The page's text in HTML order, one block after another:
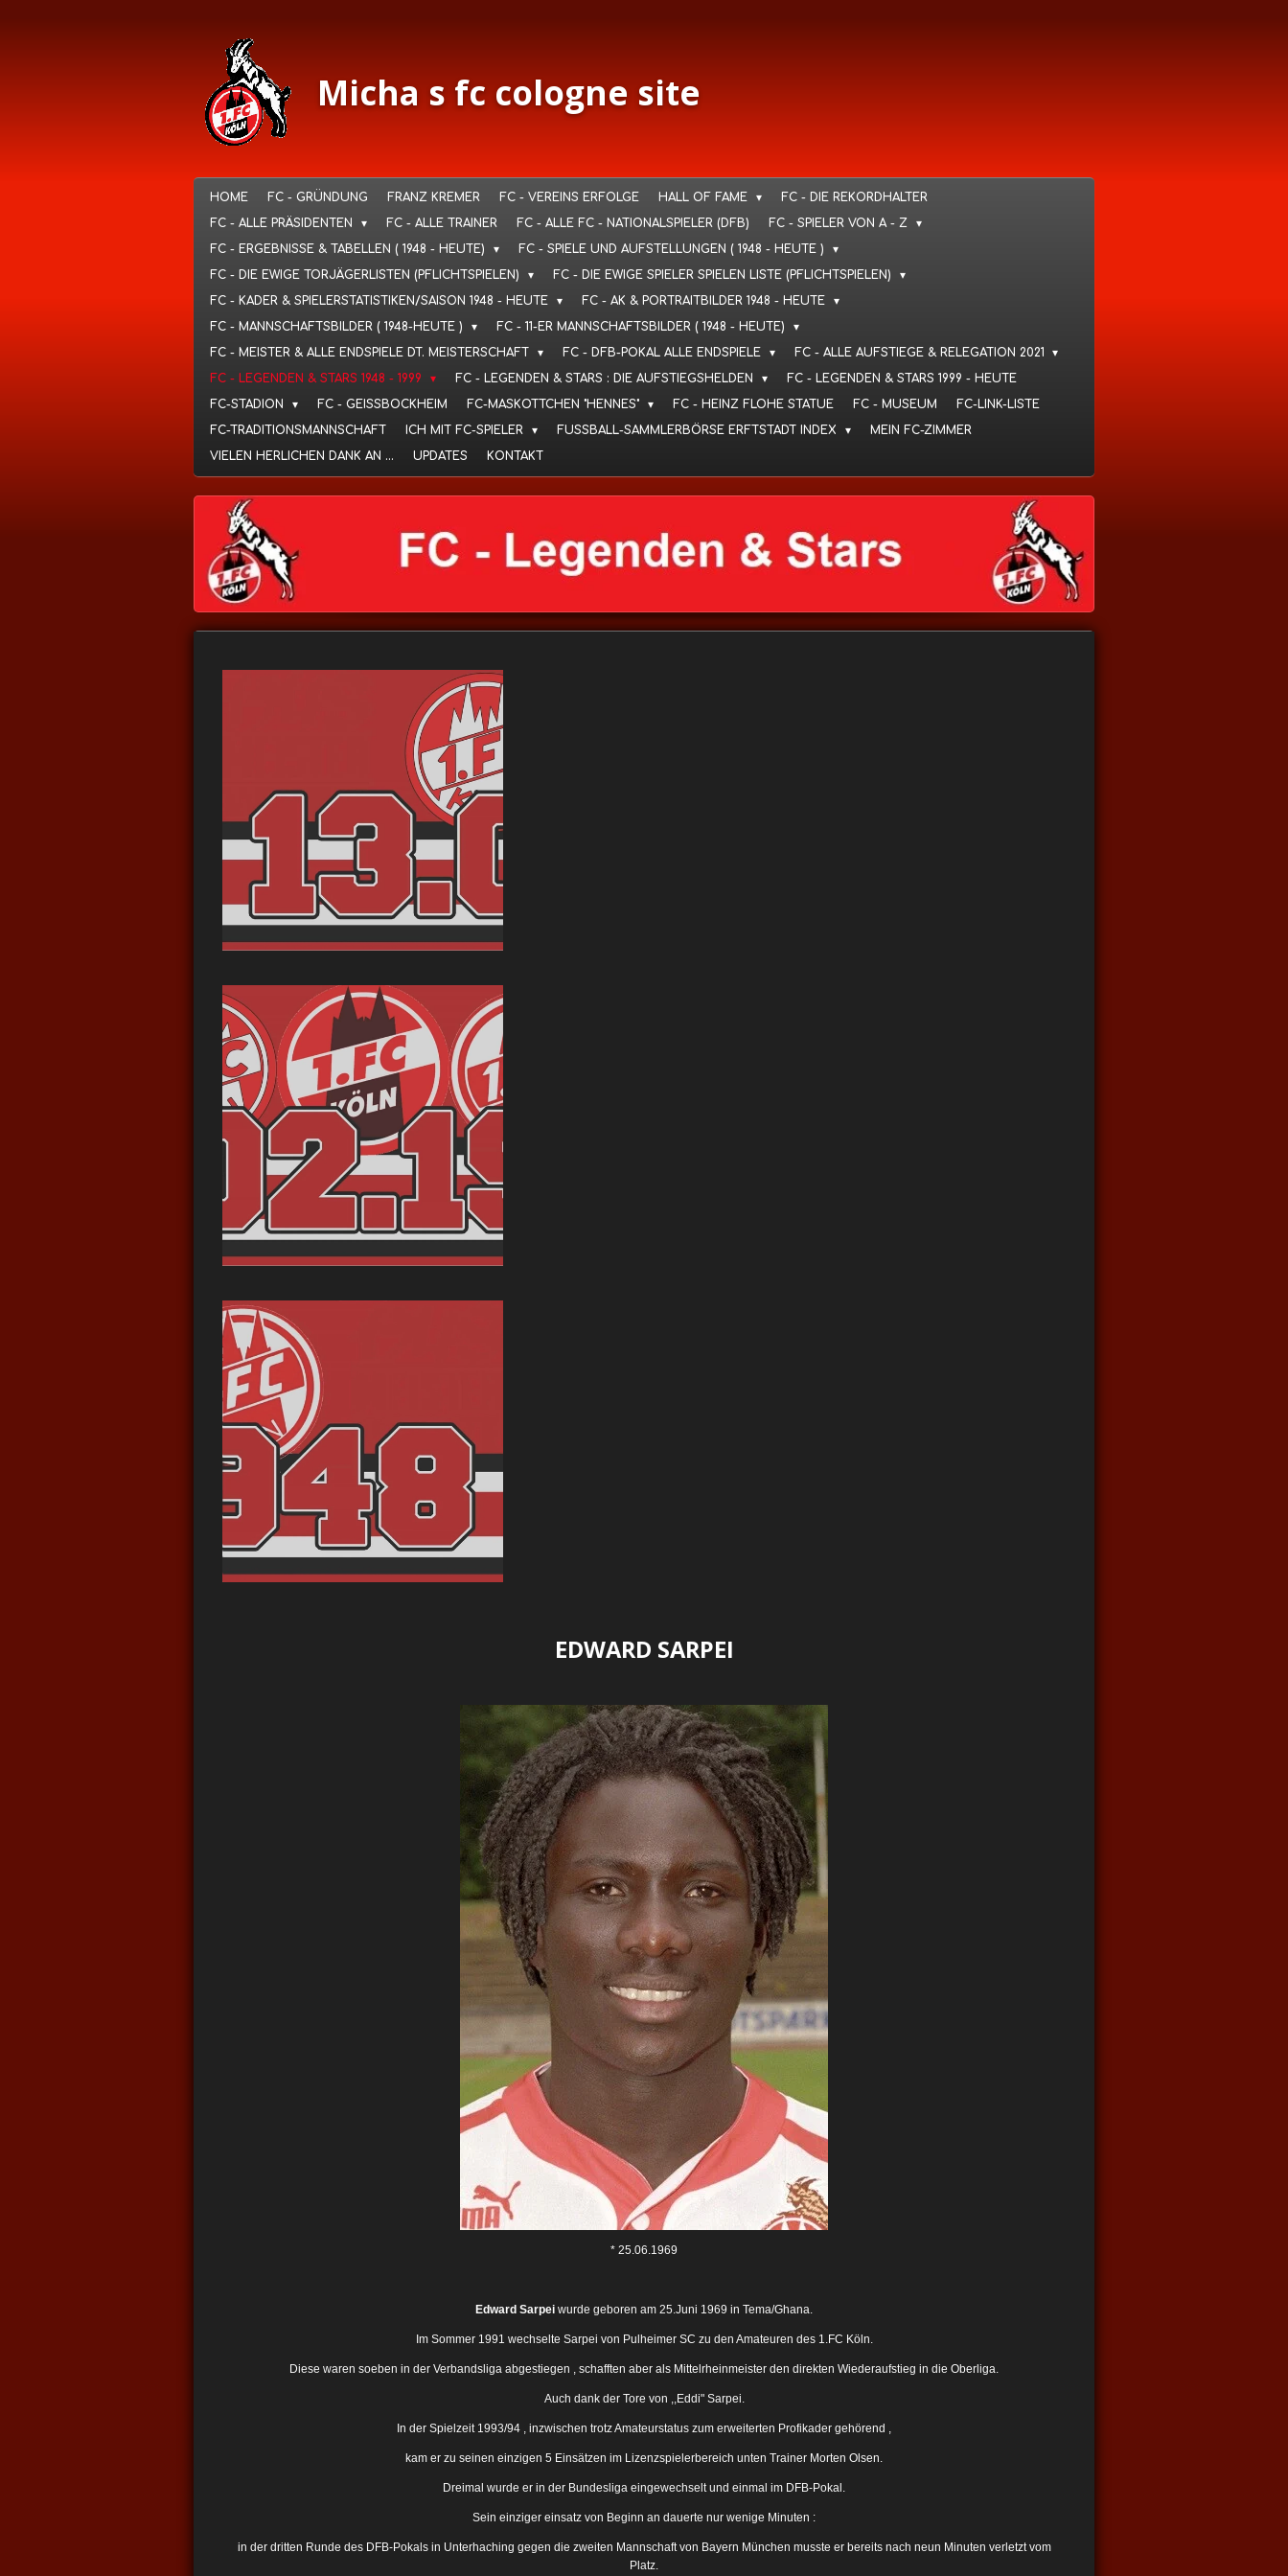
Micha s fc cologne site
HOME FC - GRÜNDUNG FRANZ KREMER FC - VEREINS ERFOLGE HALL OF FAME
FC - DIE REKORDHALTER
FC - ALLE PRÄSIDENTEN
FC - ALLE TRAINER FC - ALLE FC - NATIONALSPIELER (DFB)
FC - SPIELER VON A - Z
FC - ERGEBNISSE & TABELLEN ( 1948 - HEUTE)
FC - SPIELE UND AUFSTELLUNGEN ( 1948 - HEUTE )
FC - DIE EWIGE TORJÄGERLISTEN (PFLICHTSPIELEN)
FC - DIE EWIGE SPIELER SPIELEN LISTE (PFLICHTSPIELEN)
FC - KADER & SPIELERSTATISTIKEN/SAISON 1948 - HEUTE
FC - AK & PORTRAITBILDER 1948 - HEUTE
FC - MANNSCHAFTSBILDER ( 1948-HEUTE )
FC - 11-ER MANNSCHAFTSBILDER ( 1948 - HEUTE)
FC - MEISTER & ALLE ENDSPIELE DT. MEISTERSCHAFT
FC - DFB-POKAL ALLE ENDSPIELE
FC - ALLE AUFSTIEGE & RELEGATION 2021
FC - LEGENDEN & STARS 1948 - 1999
FC - LEGENDEN & STARS : DIE AUFSTIEGSHELDEN
FC - LEGENDEN & STARS 1999 - HEUTE
FC-STADION
FC - GEISSBOCKHEIM FC-MASKOTTCHEN "HENNES" FC - HEINZ FLOHE STATUE FC - MUSEUM
FC-LINK-LISTE
FC-TRADITIONSMANNSCHAFT
ICH MIT FC-SPIELER FUSSBALL-SAMMLERBÖRSE ERFTSTADT INDEX
MEIN FC-ZIMMER
VIELEN HERLICHEN DANK AN ...
UPDATES KONTAKT
EDWARD SARPEI
* 25.06.1969
Edward Sarpei wurde geboren am 25.Juni 1969 in Tema/Ghana.
Im Sommer 1991 wechselte Sarpei von Pulheimer SC zu den Amateuren des 1.FC Köln.
Diese waren soeben in der Verbandsliga abgestiegen , schafften aber als Mittelrheinmeister den direkten Wiederaufstieg in die Oberliga.
Auch dank der Tore von ,,Eddi" Sarpei.
In der Spielzeit 1993/94 , inzwischen trotz Amateurstatus zum erweiterten Profikader gehörend ,
kam er zu seinen einzigen 5 Einsätzen im Lizenzspielerbereich unten Trainer Morten Olsen.
Dreimal wurde er in der Bundesliga eingewechselt und einmal im DFB-Pokal.
Sein einziger einsatz von Beginn an dauerte nur wenige Minuten :
in der dritten Runde des DFB-Pokals in Unterhaching gegen die zweiten Mannschaft von Bayern München musste er bereits nach neun Minuten verletzt vom
Platz.